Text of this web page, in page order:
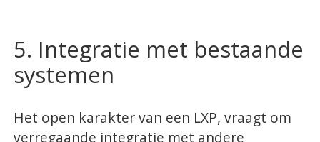
5. Integratie met bestaande
systemen
Het open karakter van een LXP, vraagt om
verregaande integratie met andere